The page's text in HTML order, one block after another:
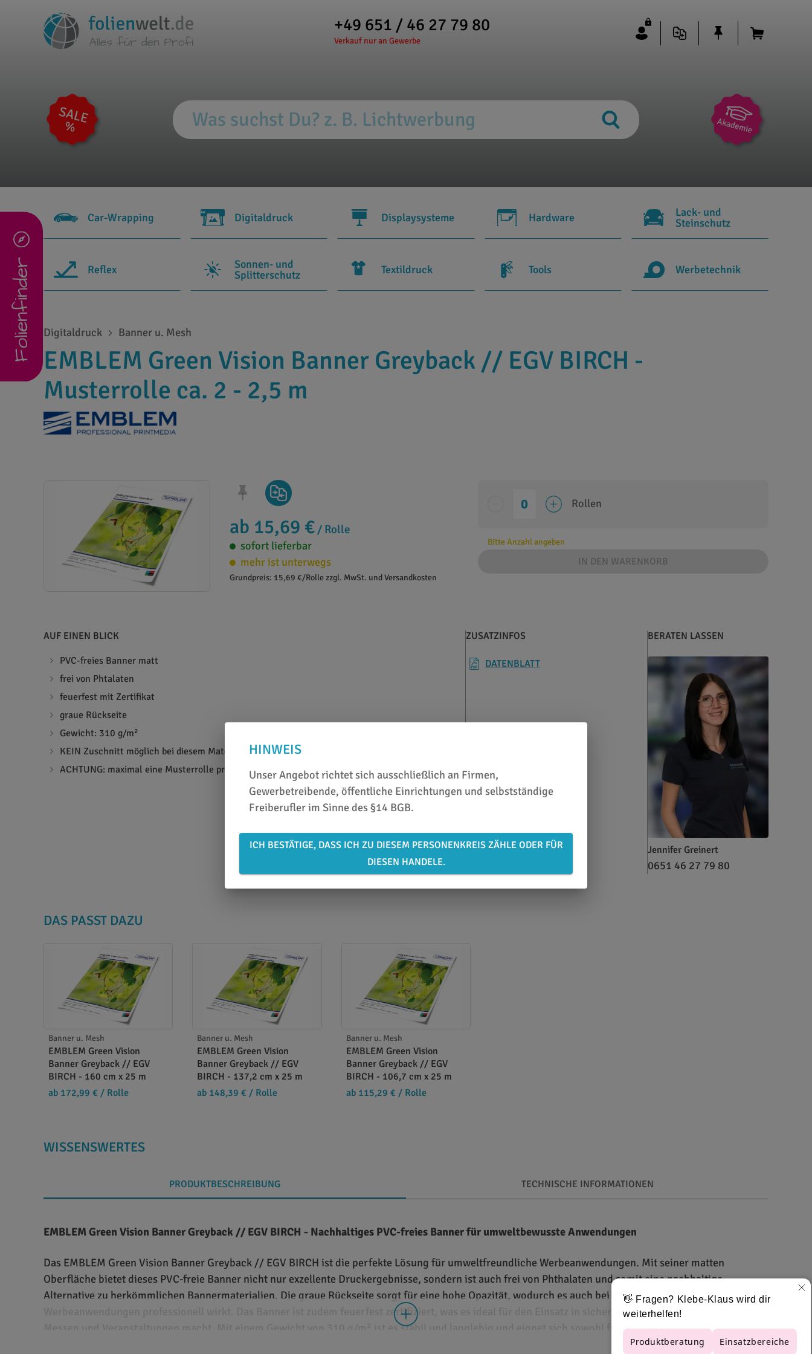
+49 651 / 46 27 79 80
Verkauf nur an Gewerbe
Car-Wrapping Digitaldruck Displaysysteme Hardware
Lack- und
Steinschutz
Reflex
Sonnen- und
Splitterschutz
Textildruck Tools Werbetechnik
Folienfinder Digitaldruck Banner u. Mesh
EMBLEM Green Vision Banner Greyback // EGV BIRCH -
Musterrolle ca. 2 - 2,5 m
ab 15,69 € / Rolle
sofort lieferbar
mehr ist unterwegs
Grundpreis: 15,69 €/Rolle zzgl. MwSt. und Versandkosten
Rollen
Bitte Anzahl angeben
IN DEN WARENKORB
AUF EINEN BLICK
PVC-freies Banner matt
frei von Phtalaten
feuerfest mit Zertifikat
graue Rückseite
Gewicht: 310 g/m²
KEIN Zuschnitt möglich bei diesem Material
ACHTUNG: maximal eine Musterrolle pro Kunde bestellbar
ZUSATZINFOS
DATENBLATT
BERATEN LASSEN
Jennifer Greinert
0651 46 27 79 80
DAS PASST DAZU
Banner u. Mesh
EMBLEM Green Vision
Banner Greyback // EGV
BIRCH - 160 cm x 25 m
ab 172,99 € / Rolle
Banner u. Mesh
EMBLEM Green Vision
Banner Greyback // EGV
BIRCH - 137,2 cm x 25 m
ab 148,39 € / Rolle
Banner u. Mesh
EMBLEM Green Vision
Banner Greyback // EGV
BIRCH - 106,7 cm x 25 m
ab 115,29 € / Rolle
WISSENSWERTES
PRODUKTBESCHREIBUNG TECHNISCHE INFORMATIONEN
EMBLEM Green Vision Banner Greyback // EGV BIRCH - Nachhaltiges PVC-freies Banner für umweltbewusste Anwendungen
Das EMBLEM Green Vision Banner Greyback // EGV BIRCH ist die perfekte Lösung für umweltfreundliche Werbeanwendungen. Mit seiner matten
Oberfläche bietet dieses PVC-freie Banner nicht nur exzellente Druckergebnisse, sondern ist auch frei von Phthalaten und somit eine nachhaltige
Alternative zu herkömmlichen Bannermaterialien. Die graue Rückseite sorgt für eine hohe Opazität, wodurch es auch bei anspruchsvollen
Werbeanwendungen professionell wirkt. Das Banner ist zudem feuerfest zertifiziert, was es ideal für den Einsatz in sicherheitsrelevanten Bereichen wie
Messen und Veranstaltungen macht. Mit einem Gewicht von 310 g/m² ist es stabil und langlebig und eignet sich sowohl für den Innen- als auch für den
HINWEIS
Unser Angebot richtet sich ausschließlich an Firmen,
Gewerbetreibende, öffentliche Einrichtungen und selbstständige
Freiberufler im Sinne des §14 BGB.
ICH BESTÄTIGE, DASS ICH ZU DIESEM PERSONENKREIS ZÄHLE ODER FÜR
DIESEN HANDELE.